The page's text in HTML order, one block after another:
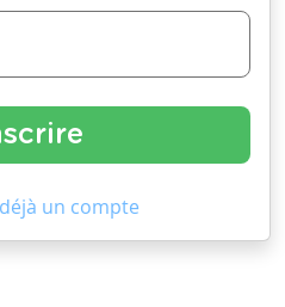
un compte